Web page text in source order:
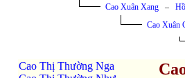
Cao Xuân Xang –
Cao Xuân
Cao Thị Thường Nga